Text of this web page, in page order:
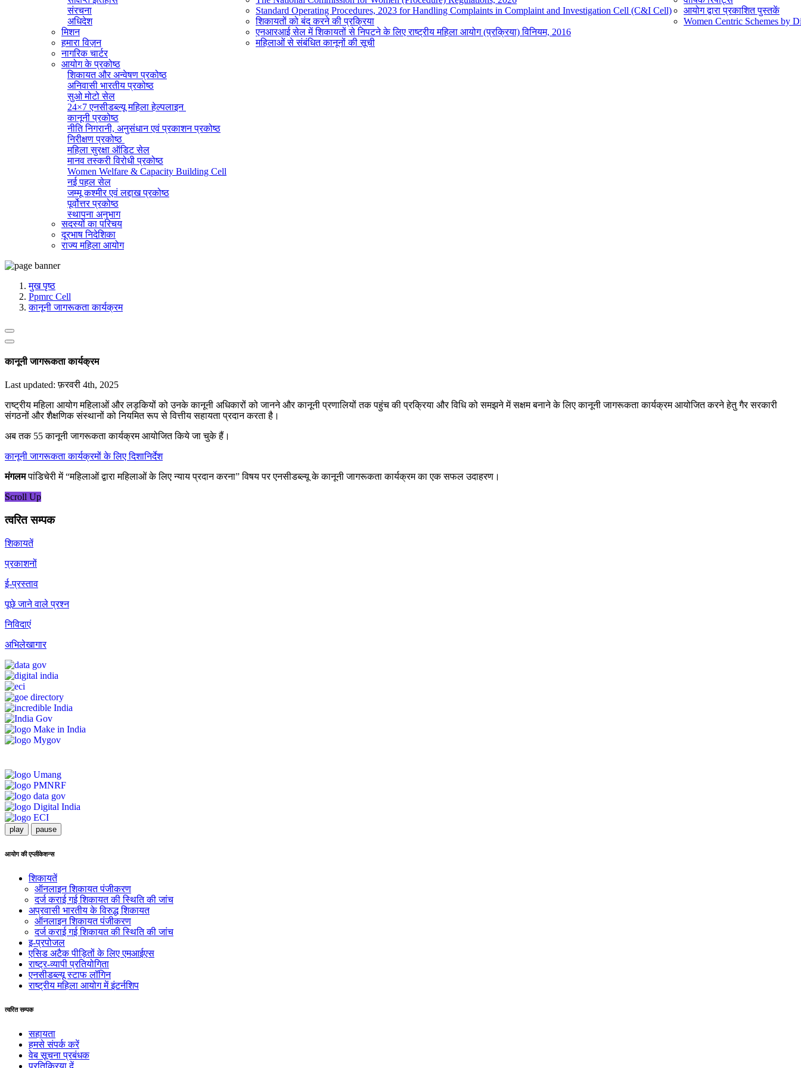
संरचना
अधिदेश
मिशन
हमारा विज़न
नागरिक चार्टर
आयोग के प्रकोष्ठ
शिकायत और अन्वेषण प्रकोष्ठ
अनिवासी भारतीय प्रकोष्ठ
सुओ मोटो सेल
24×7 एनसीडब्ल्यू महिला हेल्पलाइन
कानूनी प्रकोष्ठ
नीति निगरानी, ​​अनुसंधान एवं प्रकाशन प्रकोष्ठ
निरीक्षण प्रकोष्ठ
महिला सुरक्षा ऑडिट सेल
मानव तस्करी विरोधी प्रकोष्ठ
Women Welfare & Capacity Building Cell
नई पहल सेल
जम्मू कश्मीर एवं लद्दाख प्रकोष्ठ
पूर्वोत्तर प्रकोष्ठ
स्थापना अनुभाग
व्यवस्थापक अनुभाग (सामान्य)
सूचना का अधिकार प्रकोष्ठ
राजभाषा प्रकोष्ठ
सदस्यों का परिचय
दूरभाष निदेशिका
राज्य महिला आयोग
Standard Operating Procedures, 2023 for Handling Complaints in Complaint and Investigation Cell (C&I Cell)
शिकायतों को बंद करने की प्रक्रिया
एनआरआई सेल में शिकायतों से निपटने के लिए राष्ट्रीय महिला आयोग (प्रक्रिया) विनियम, 2016
महिलाओं से संबंधित कानूनों की सूची
आयोग द्वारा प्रकाशित पुस्तकें
Women Centric Schemes by
मुख पृष्ठ
Ppmrc Cell
कानूनी जागरूकता कार्यक्रम
कानूनी जागरूकता कार्यक्रम
Last updated: फ़रवरी 4th, 2025
राष्ट्रीय महिला आयोग महिलाओं और लड़कियों को उनके कानूनी अधिकारों को जानने और कानूनी प्रणालियों तक पहुंच की प्रक्रिया और विधि को समझने में सक्षम बनाने के लिए कानूनी जागरूकता कार्यक्रम आयोजित करने हेतु गैर सरकारी
संगठनों और शैक्षणिक संस्थानों को नियमित रूप से वित्तीय सहायता प्रदान करता है।
अब तक 55 कानूनी जागरूकता कार्यक्रम आयोजित किये जा चुके हैं।
कानूनी जागरूकता कार्यक्रमों के लिए दिशानिर्देश
मंगलमपांडिचेरी में “महिलाओं द्वारा महिलाओं के लिए न्याय प्रदान करना” विषय पर एनसीडब्ल्यू के कानूनी जागरूकता कार्यक्रम का एक सफल उदाहरण।
Scroll Up
त्वरित सम्पक
शिकायतें
प्रकाशनों
ई-प्रस्ताव
पूछे जाने वाले प्रश्न
निविदाएं
अभिलेखागार
play pause
आयोग की एप्लीकेशन्स
शिकायतें
ऑनलाइन शिकायत पंजीकरण
दर्ज कराई गई शिकायत की स्थिति की जांच
अप्रवासी भारतीय के विरुद्ध शिकायत
ऑनलाइन शिकायत पंजीकरण
दर्ज कराई गई शिकायत की स्थिति की जांच
इ-प्रपोजल
एसिड अटैक पीड़ितों के लिए एमआईएस
राष्ट्र-व्यापी प्रतियोगिता
एनसीडब्ल्यू स्टाफ लॉगिन
राष्ट्रीय महिला आयोग में इंटर्नशिप
त्वरित सम्पक
सहायता
हमसे संपर्क करें
वेब सूचना प्रबंधक
प्रतिक्रिया दें